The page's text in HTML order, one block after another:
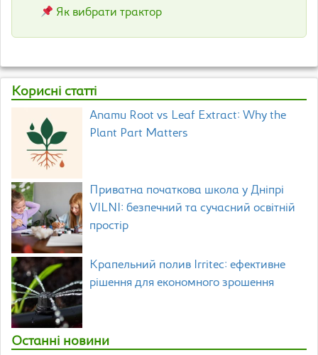
Як вибрати трактор
Корисні статті
Anamu Root vs Leaf Extract: Why the
Plant Part Matters
Приватна початкова школа у Дніпрі
VILNI: безпечний та сучасний освітній
простір
Крапельний полив Irritec: ефективне
рішення для економного зрошення
Останні новини